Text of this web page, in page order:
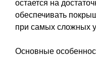
остается на
обеспечивать
при самых сложных
Основные